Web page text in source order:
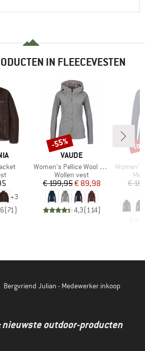
IN FLEECEVESTEN
+3
(71)
MERK
VAUDE
Artikel
Women's Pellice Wool Jacket
Productgroep
Wollen vest
Prijs
€ 199,95Verlaagde prijs
€ 89,98
4,3( 114)
Korting
-55%
Artikel
Women's
€
tot
Bergvriend Julian - Medewerker inkoop
nieuwste outdoor-producten